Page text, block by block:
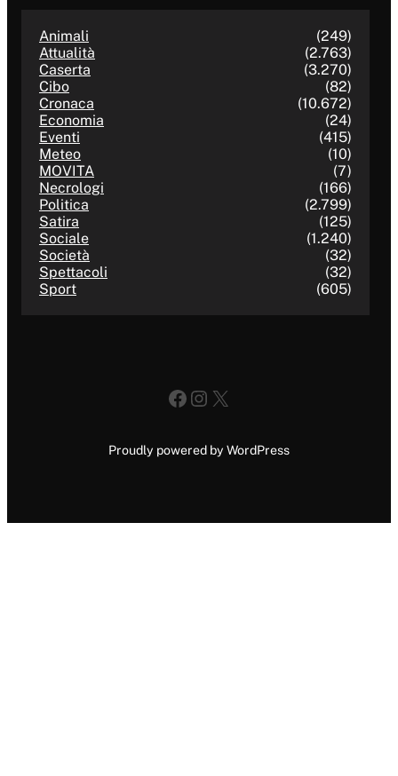
Animali
(249)
Attualità
(2.763)
Caserta
(3.270)
Cibo
(82)
Cronaca
(10.672)
Economia
(24)
Eventi
(415)
Meteo
(10)
MOVITA
(7)
Necrologi
(166)
Politica
(2.799)
Satira
(125)
Sociale
(1.240)
Società
(32)
Spettacoli
(32)
Sport
(605)
Facebook
Instagram
X
Proudly powered by WordPress